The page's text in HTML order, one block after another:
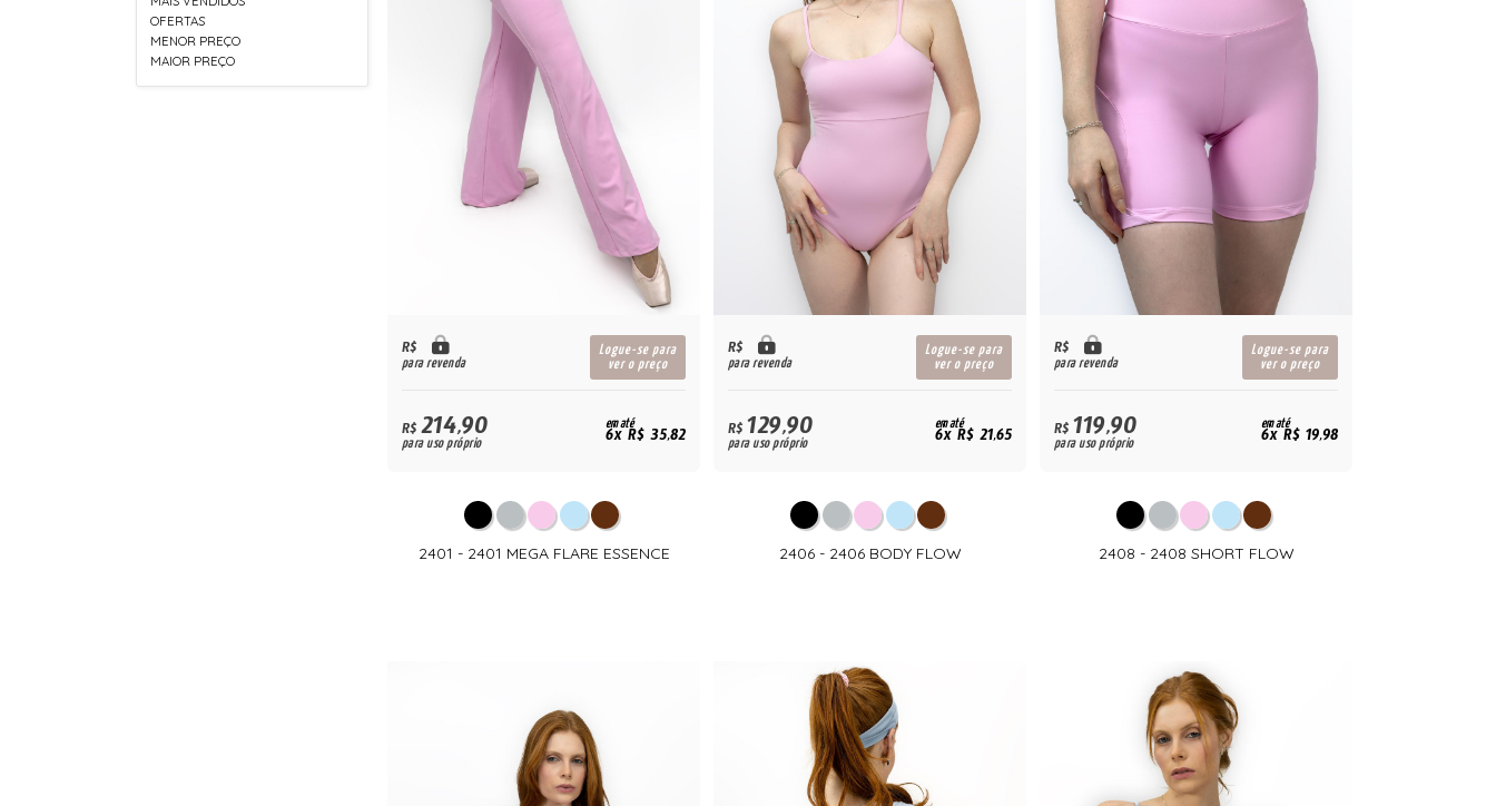
OFERTAS
MENOR PREÇO
MAIOR PREÇO
R$
para revenda
Logue-se para
ver o preço
R$214,90
para uso próprio
em até
6x R$ 35,82
2401 - 2401 MEGA FLARE ESSENCE
R$
para revenda
Logue-se para
ver o preço
R$129,90
para uso próprio
em até
6x R$ 21,65
2406 - 2406 BODY FLOW
R$
para revenda
Logue-se para
ver o preço
R$119,90
para uso próprio
em até
6x R$ 19,98
2408 - 2408 SHORT FLOW